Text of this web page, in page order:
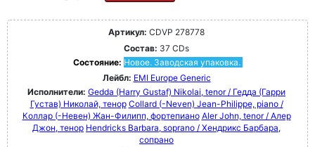
Артикул: CDVP 278778
Состав: 37 CDs
Состояние: Новое. Заводская упаковка.
Лейбл: EMI Europe Generic
Исполнители: Gedda (Harry Gustaf) Nikolai, tenor / Гедда (Гарри
Густав) Николай, тенор Collard (-Neven) Jean-Philippe, piano /
Коллар (-Невен) Жан-Филипп, фортепиано Aler John, tenor / Алер
Джон, тенор Hendricks Barbara, soprano / Хендрикс Барбара,
сопрано